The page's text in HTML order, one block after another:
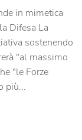
in mimetica
Difesa La
sostenendo
"al massimo
"le Forze
più...